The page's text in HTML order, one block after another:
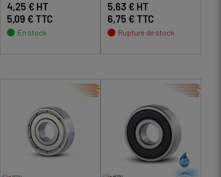
4,25 € HT
5,09 € TTC
En stock
5,63 € HT
6,75 € TTC
Rupture de stock